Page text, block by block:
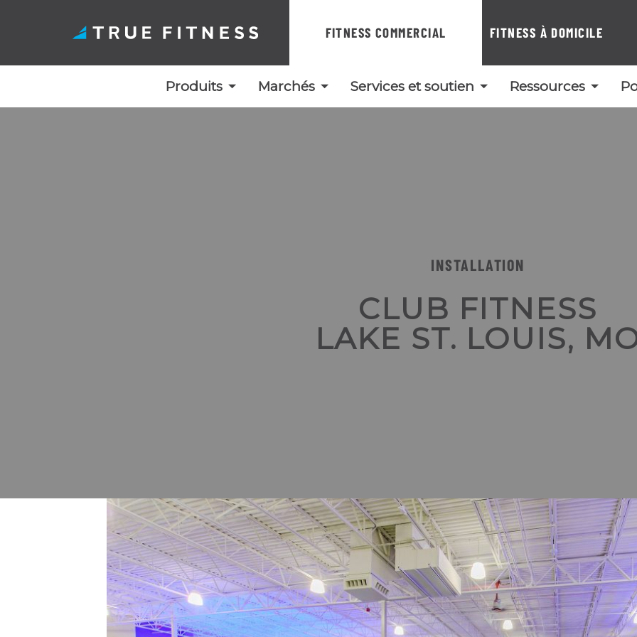
FITNESS COMMERCIAL FITNESS À DOMICILE
Produits Marchés Services et soutien Ressources
INSTALLATION
CLUB FITNESS
LAKE ST. LOUIS,